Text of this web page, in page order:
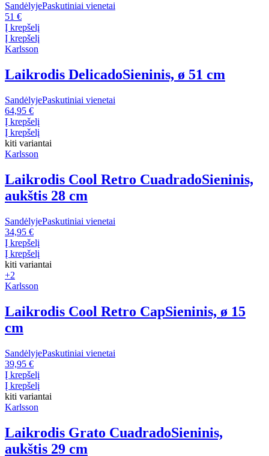
SandėlyjePaskutiniai vienetai
51 €
Į krepšelį
Į krepšelį
Karlsson
Laikrodis DelicadoSieninis, ø 51 cm
SandėlyjePaskutiniai vienetai
64,95 €
Į krepšelį
Į krepšelį
kiti variantai
Karlsson
Laikrodis Cool Retro CuadradoSieninis,
aukštis 28 cm
SandėlyjePaskutiniai vienetai
34,95 €
Į krepšelį
Į krepšelį
kiti variantai
+2
Karlsson
Laikrodis Cool Retro CapSieninis, ø 15
cm
SandėlyjePaskutiniai vienetai
39,95 €
Į krepšelį
Į krepšelį
kiti variantai
Karlsson
Laikrodis Grato CuadradoSieninis,
aukštis 29 cm